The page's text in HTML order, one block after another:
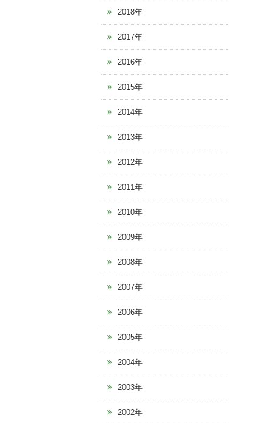
2018年
2017年
2016年
2015年
2014年
2013年
2012年
2011年
2010年
2009年
2008年
2007年
2006年
2005年
2004年
2003年
2002年